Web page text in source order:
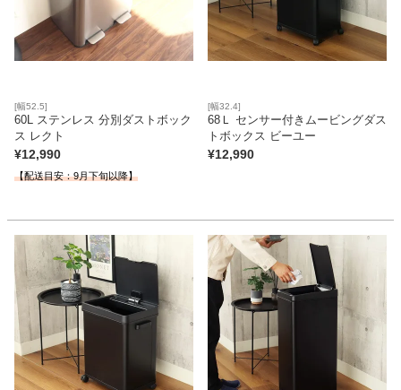
[幅52.5]
60L ステンレス 分別ダストボック
ス レクト
¥12,990
【配送目安：9月下旬以降】
[幅32.4]
68Ｌ センサー付きムービングダス
トボックス ビーユー
¥12,990